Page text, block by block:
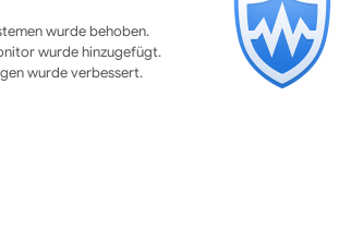
wurde behoben.
wurde hinzugefügt.
wurde verbessert.